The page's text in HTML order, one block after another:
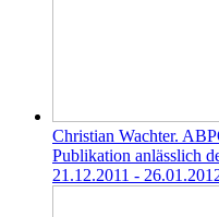
Christian Wachter.
Publikation anlässlich
21.12.2011 -